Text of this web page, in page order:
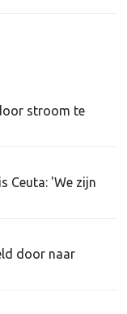
stroom te
Ceuta: 'We zijn
door naar